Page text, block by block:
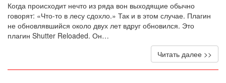
Когда происходит нечто из ряда вон выходящие обычно
говорят: «Что-то в лесу сдохло.» Так и в этом случае. Плагин
не обновлявшийся около двух лет вдруг обновился. Это
плагин Shutter Reloaded. Он…
Читать далее >>